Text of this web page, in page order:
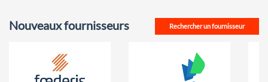
Rechercher un fournisseur
Nouveaux fournisseurs